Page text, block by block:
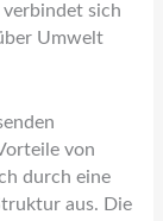
sich
Umwelt
von
durch eine
aus. Die